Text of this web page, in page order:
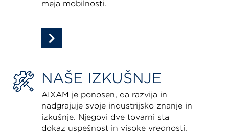
meja mobilnosti.
NAŠE IZKUŠNJE
AIXAM je ponosen, da razvija in
nadgrajuje svoje industrijsko znanje in
izkušnje. Njegovi dve tovarni sta
dokaz uspešnost in visoke vrednosti.